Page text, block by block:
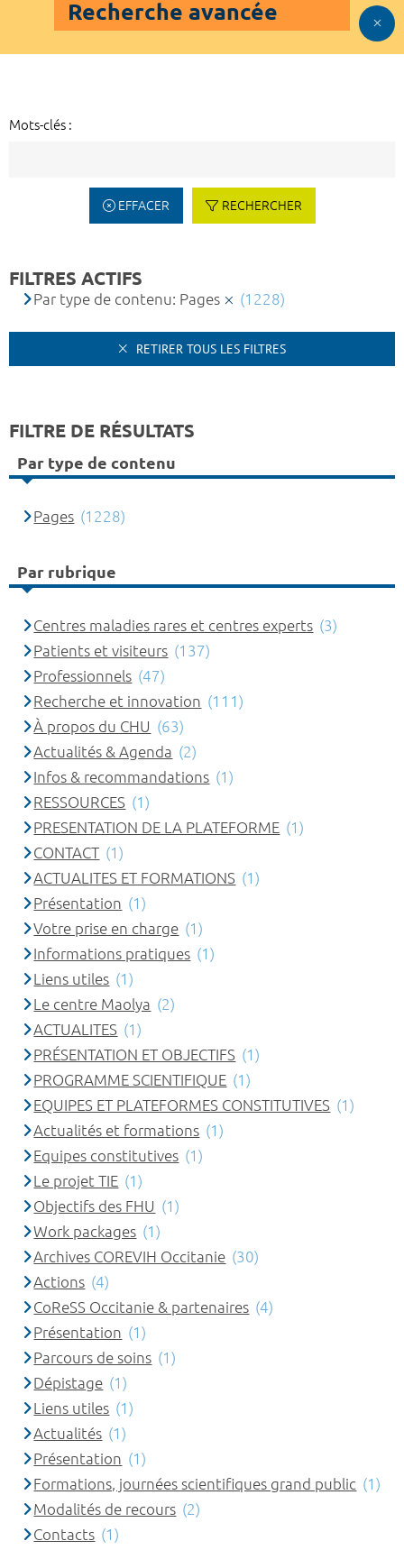
Recherche avancée
Mots-clés :
EFFACER RECHERCHER
FILTRES ACTIFS
Par type de contenu: Pages (1228)
RETIRER TOUS LES FILTRES
FILTRE DE RÉSULTATS
Par type de contenu
Pages (1228)
Par rubrique
Centres maladies rares et centres experts (3)
Patients et visiteurs (137)
Professionnels (47)
Recherche et innovation (111)
À propos du CHU (63)
Actualités & Agenda (2)
Infos & recommandations (1)
RESSOURCES (1)
PRESENTATION DE LA PLATEFORME (1)
CONTACT (1)
ACTUALITES ET FORMATIONS (1)
Présentation (1)
Votre prise en charge (1)
Informations pratiques (1)
Liens utiles (1)
Le centre Maolya (2)
ACTUALITES (1)
PRÉSENTATION ET OBJECTIFS (1)
PROGRAMME SCIENTIFIQUE (1)
EQUIPES ET PLATEFORMES CONSTITUTIVES (1)
Actualités et formations (1)
Equipes constitutives (1)
Le projet TIE (1)
Objectifs des FHU (1)
Work packages (1)
Archives COREVIH Occitanie (30)
Actions (4)
CoReSS Occitanie & partenaires (4)
Présentation (1)
Parcours de soins (1)
Dépistage (1)
Liens utiles (1)
Actualités (1)
Présentation (1)
Formations, journées scientifiques grand public (1)
Modalités de recours (2)
Contacts (1)